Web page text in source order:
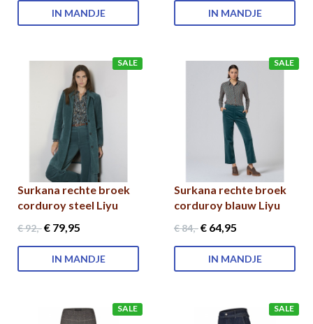
IN MANDJE IN MANDJE
SALE
Surkana rechte broek
corduroy steel Liyu
€ 92,-€ 79,95
IN MANDJE
SALE
Surkana rechte broek
corduroy blauw Liyu
€ 84,-€ 64,95
IN MANDJE
SALE SALE